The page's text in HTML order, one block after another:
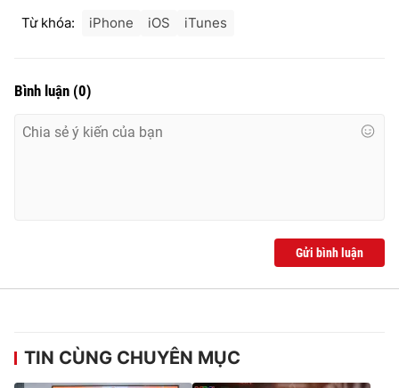
Từ khóa: iPhone iOS iTunes
Bình luận (0)
Gửi bình luận
TIN CÙNG CHUYÊN MỤC